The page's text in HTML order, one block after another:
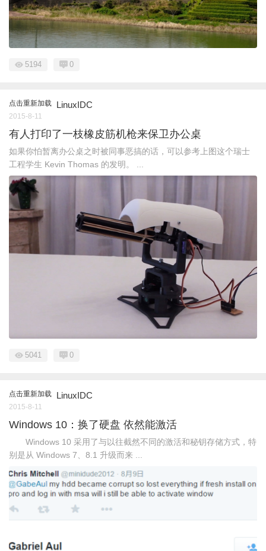
5194 0
点击重新加载 LinuxIDC
2015-8-11
有人打印了一枝橡皮筋机枪来保卫办公桌
如果你怕暂离办公桌之时被同事恶搞的话，可以参考上图这个瑞士
工程学生 Kevin Thomas 的发明。 ...
5041 0
点击重新加载 LinuxIDC
2015-8-11
Windows 10：换了硬盘 依然能激活
Windows 10 采用了与以往截然不同的激活和秘钥存储方式，特
别是从 Windows 7、8.1 升级而来 ...